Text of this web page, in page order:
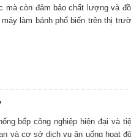
mà còn đảm bảo chất lượng và
làm bánh phổ biến trên thị
bếp công nghiệp hiện đại và
và cơ sở dịch vụ ăn uống hoạt